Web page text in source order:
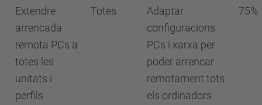
Extendre
arrencada
remota PCs a
totes les
unitats i
perfils
Totes
Adaptar
configuracions
PCs i xarxa per
poder arrencar
remotament tots
els ordinadors
75%